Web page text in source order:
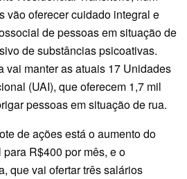
vão oferecer cuidado integral e
de pessoas em situação de
de substâncias psicoativas.
vai manter as atuais 17 Unidades
(UAI), que oferecem 1,7 mil
pessoas em situação de rua.
de ações está o aumento do
R$400 por mês, e o
que vai ofertar três salários